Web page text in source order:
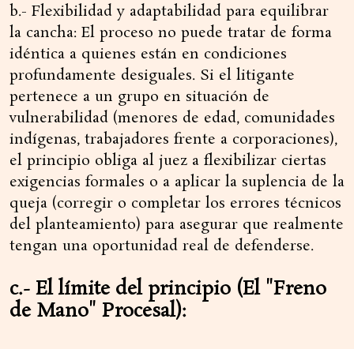
b.- Flexibilidad y adaptabilidad para equilibrar
la cancha: El proceso no puede tratar de forma
idéntica a quienes están en condiciones
profundamente desiguales. Si el litigante
pertenece a un grupo en situación de
vulnerabilidad (menores de edad, comunidades
indígenas, trabajadores frente a corporaciones),
el principio obliga al juez a flexibilizar ciertas
exigencias formales o a aplicar la suplencia de la
queja (corregir o completar los errores técnicos
del planteamiento) para asegurar que realmente
tengan una oportunidad real de defenderse.
c.- El límite del principio (El "Freno
de Mano" Procesal):